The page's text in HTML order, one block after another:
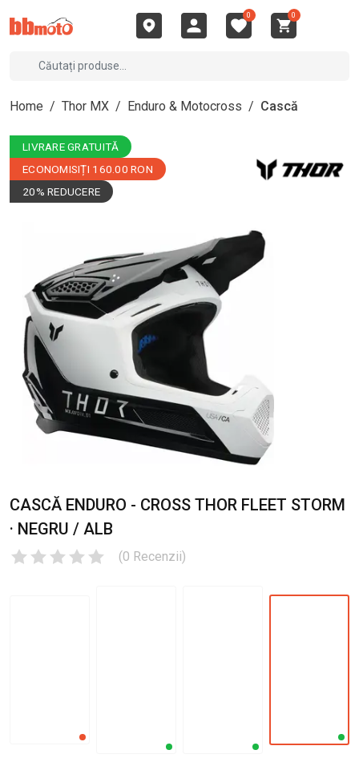
0 0
Home / Thor MX / Enduro & Motocross / Cască
LIVRARE GRATUITĂ
ECONOMISIȚI 160.00 RON
20% REDUCERE
CASCĂ ENDURO - CROSS THOR FLEET STORM
· NEGRU / ALB
(0 Recenzii)